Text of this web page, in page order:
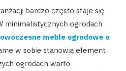
bardzo często staje się
minimalistycznych ogrodach
meble ogrodowe o
w sobie stanowią element
ogrodach warto